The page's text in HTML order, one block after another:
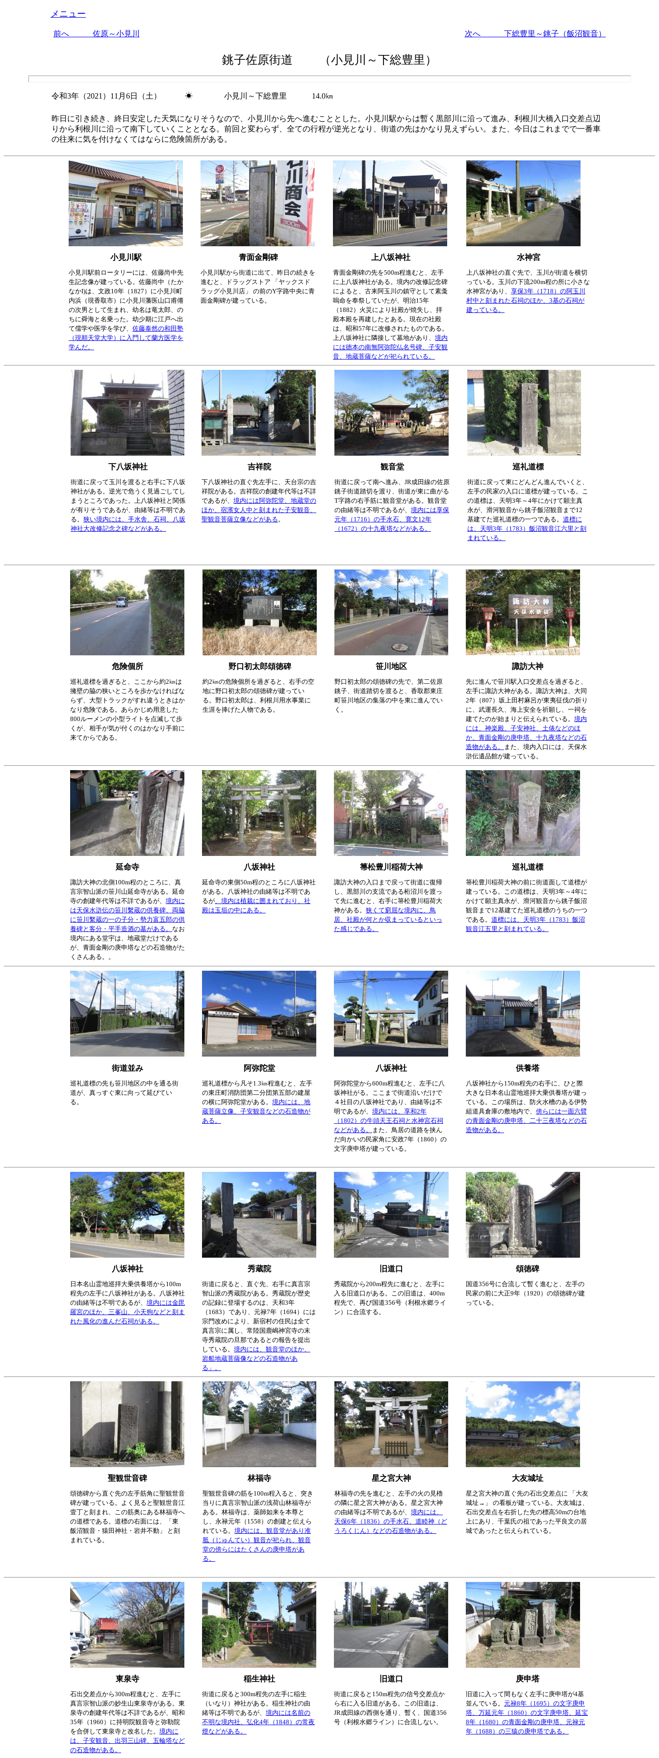
メニュー
前へ 佐原～小見川 次へ 下総豊里～銚子（飯沼観音）
銚子佐原街道 （小見川～下総豊里 ）
令和3年（2021）11月6日（土） ☀ 小見川～下総豊里 14.0㎞
昨日に引き続き、終日安定した天気になりそうなので、小見川から先へ進むこととした。小見川駅からは暫く黒部川に沿って進み、利根川大橋入口交差点辺
りから利根川に沿って南下していくこととなる。前回と変わらず、全ての行程が逆光となり、街道の先はかなり見えずらい。また、今日はこれまでで一番車
の往来に気を付けなくてはならに危険箇所がある。
小見川駅 青面金剛碑 上八坂神社 水神宮
小見川駅前ロータリーには、佐藤尚中先
生記念像が建っている。佐藤尚中（たか
なかI)は、文政10年（1827）に小見川町
内浜（現香取市）に小見川藩医山口甫僊
の次男として生まれ、幼名は竜太郎、の
ちに舜海と名乗った。幼少期に江戸へ出
て儒学や医学を学び、 佐藤泰然の和田塾
（現順天堂大学）に入門して蘭方医学を
学んだ。
小見川駅から街道に出て、昨日の続きを
進むと、ドラッグストア 「ヤックスド
ラッグ小見川店」 の前のY字路中央に青
面金剛碑が建っている。
青面金剛碑の先を500m程進むと、左手
に上八坂神社がある。境内の改修記念碑
によると、古来阿玉川の鎮守として素戔
嗚命を奉祭していたが、明治15年
（1882）火災により社殿が焼失し、拝
殿本殿を再建したとある。現在の社殿
は、昭和57年に改修されたものである。
上八坂神社に隣接して墓地があり、 境内
には徳本の南無阿弥陀仏名号碑、子安観
音、地蔵菩薩などが祀られている。
上八坂神社の直ぐ先で、玉川が街道を横切
っている。玉川の下流200m程の所に小さな
水神宮があり、 享保3年（1718）の阿玉川
村中と刻まれた石祠のほか、3基の石祠が
建っている。
下八坂神社 吉祥院 観音堂 巡礼道標
街道に戻って玉川を渡ると右手に下八坂
神社がある。逆光で危うく見過ごしてし
まうところであった。上八坂神社と関係
が有りそうであるが、由緒等は不明であ
る。 狭い境内には、手水舎、石祠、八坂
神社大改修記念之碑などがある。
下八坂神社の直ぐ先左手に、天台宗の吉
祥院がある。吉祥院の創建年代等は不詳
であるが、 境内には阿弥陀堂、地蔵堂の
ほか、宿濱女人中と刻まれた子安観音、
聖観音菩薩立像などがある。
街道に戻って南へ進み、JR成田線の佐原
銚子街道踏切を渡り、街道が東に曲がる
T字路の右手筋に観音堂がある。観音堂
の由緒等は不明であるが、 境内には享保
元年（1716）の手水石、寛文12年
（1672）の十九夜塔などがある。
街道に戻って東にどんどん進んでいくと、
左手の民家の入口に道標が建っている。こ
の道標は、天明3年～4年にかけて願主真
永が、滑河観音から銚子飯沼観音まで12
基建てた巡礼道標の一つである。 道標に
は、天明3年（1783）飯沼観音江六里と刻
まれている。
危険個所 野口初太郎頌徳碑 笹川地区 諏訪大神
巡礼道標を過ぎると、ここから約2㎞は
擁壁の脇の狭いところを歩かなければな
らず、大型トラックがすれ違うときはか
なり危険である。あらかじめ用意した
800ルーメンの小型ライトを点滅して歩
くが、相手が気が付くのはかなり手前に
来てからである。
約2㎞の危険個所を過ぎると、右手の空
地に野口初太郎の頌徳碑が建ってい
る。野口初太郎は、利根川用水事業に
生涯を捧げた人物である。
野口初太郎の頌徳碑の先で、第二佐原
銚子、街道踏切を渡ると、香取郡東庄
町笹川地区の集落の中を東に進んでい
く。
先に進んで笹川駅入口交差点を過ぎると、
左手に諏訪大神がある。諏訪大神は、大同
2年（807）坂上田村麻呂が東夷征伐の折り
に、武運長久、海上安全を祈願し、一祠を
建てたのが始まりと伝えられている。 境内
には、神楽殿、子安神社、土俵などのほ
か、青面金剛の庚申塔、十九夜塔などの石
造物がある。
また、境内入口には、天保水
滸伝遺品館が建っている。
延命寺 八坂神社 箒松豊川稲荷大神 巡礼道標
諏訪大神の北側100m程のところに、真
言宗智山派の笹川山延命寺がある。延命
寺の創建年代等は不詳であるが、 境内に
は天保水滸伝の笹川繫蔵の供養碑、両脇
に笹川繫蔵の一の子分・勢力富五郎の供
養碑と客分・平手造酒の墓がある。 なお
境内にある堂宇は、地蔵堂だけである
が、青面金剛の庚申塔などの石造物がた
くさんある。。
延命寺の東側50m程のところに八坂神社
がある。八坂神社の由緒等は不明であ
るが、境内は植栽に囲まれており、社
殿は玉垣の中にある。
諏訪大神の入口まで戻って街道に復帰
し、黒部川の支流である桁沼川を渡っ
て先に進むと、右手に箒松豊川稲荷大
神がある。 狭くて窮屈な境内に、鳥
居、社殿が何とか収まっているといっ
た感じである。
箒松豊川稲荷大神の前に街道面して道標が
建っている。この道標は、天明3年～4年に
かけて願主真永が、滑河観音から銚子飯沼
観音まで12基建てた巡礼道標のうちの一つ
である。 道標には、天明3年（1783）飯沼
観音江五里と刻まれている。
街道並み 阿弥陀堂 八坂神社 供養塔
巡礼道標の先も笹川地区の中を通る街
道が、真っすぐ東に向って延びてい
る。
巡礼道標から凡そ1.3㎞程進むと、左手
の東庄町消防団第二分団第五部の建屋
の横に阿弥陀堂がある。 境内には、地
蔵菩薩立像、子安観音などの石造物が
ある。
阿弥陀堂から600m程進むと、左手に八
坂神社がる。ここまで街道沿いだけで
４社目の八坂神社であり、由緒等は不
明であるが、 境内には、享和2年
（1802）の牛頭天王石祠と水神宮石祠
などがある。
また、鳥居の道路を挟ん
だ向かいの民家角に安政7年（1860）の
文字庚申塔が建っている。
八坂神社から150m程先の右手に、ひと際
大きな日本名山霊地巡拝大乗供養塔が建っ
ている。この場所は、防火水槽のある伊勢
組道具倉庫の敷地内で、 傍らには一面六臂
の青面金剛の庚申塔、二十三夜塔などの石
造物がある。
八坂神社 秀蔵院 旧道口 頌徳碑
日本名山霊地巡拝大乗供養塔から100m
程先の左手に八坂神社がある。八坂神社
の由緒等は不明であるが、 境内には金毘
羅宮のほか、三峯山、小天狗などと刻ま
れた風化の進んだ石祠がある。
街道に戻ると、直ぐ先、右手に真言宗
智山派の秀蔵院がある。秀蔵院が歴史
の記録に登場するのは、天和3年
（1683）であり、元禄7年（1694）には
宗門改めにより、新宿村の住民は全て
真言宗に属し、常陸国鹿嶋神宮寺の末
寺秀蔵院の旦那であるとの報告を提出
している。 境内には、観音堂のほか、
岩船地蔵菩薩像などの石造物があ
る」。
秀蔵院から200m程先に進むと、左手に
入る旧道口がある。この旧道は、400m
程先で、再び国道356号（利根水郷ライ
ン）に合流する。
国道356号に合流して暫く進むと、左手の
民家の前に大正9年（1920）の頌徳碑が建
っている。
聖観世音碑 林福寺 星之宮大神 大友城址
頌徳碑から直ぐ先の左手筋角に聖観世音
碑が建っている。よく見ると聖観世音江
壹丁と刻まれ、この筋奥にある林福寺へ
の道標である。道標の右面には、「東
飯沼観音・猿田神社・岩井不動」 と刻
まれている。
聖観世音碑の筋を100m程入ると、突き
当りに真言宗智山派の浅荷山林福寺が
ある。林福寺は、薬師如来を本尊と
し、永禄元年（1558）の創建と伝えら
れている。 境内には、観音堂があり准
胝（じゅんてい）観音が祀られ、観音
堂の傍らにはたくさんの庚申塔があ
る。
林福寺の先を進むと、左手の火の見櫓
の隣に星之宮大神がある。星之宮大神
の由緒等は不明であるが、 境内には、
天保6年（1836）の手水石、道睦神（ど
うろくじん）などの石造物がある。
星之宮大神の直ぐ先の石出交差点に 「大友
城址→」 の看板が建っている。大友城は、
石出交差点を右折した先の標高50mの台地
上にあり、千葉氏の祖であった平良文の居
城であったと伝えられている。
東泉寺 稲生神社 旧道口 庚申塔
石出交差点から300m程進むと、左手に
真言宗智山派の妙生山東泉寺がある。東
泉寺の創建年代等は不詳であるが、昭和
35年（1960）に持明院観音寺と弥勒院
を合併して東泉寺と改名した。 境内に
は、子安観音、出羽三山碑、五輪塔など
の石造物がある。
街道に戻ると300m程先の左手に稲生
（いなり）神社がある。稲生神社の由
緒等は不明であるが、 境内には名前の
不明な境内社、弘化4年（1848）の常夜
燈などがある。
街道に戻ると150m程先の信号交差点か
ら右に入る旧道がある。この旧道は、
JR成田線の西側を通り、暫く、国道356
号（利根水郷ライン）に合流しない。
旧道に入って間もなく左手に庚申塔が4基
並んでいる。 元禄8年（1695）の文字庚申
塔、万延元年（1860）の文字庚申塔、延宝
8年（1680）の青面金剛の庚申塔、元禄元
年（1688）の三猿の庚申塔である。